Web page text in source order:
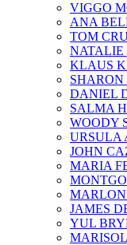
VIGGO
ANA
TOM
NATALIE
KLAUS
SHARON
DANIEL
SALMA
WOODY
URSULA
JOHN
MARIA
JAMES
YUL
MARISOL